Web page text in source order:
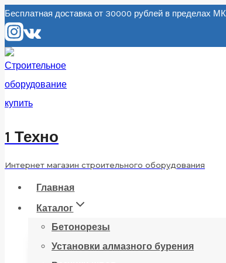
Перейти
к
содержанию
Бесплатная доставка от 30000 рублей в
1 Техно
Интернет магазин строительного оборудования
Главная
Каталог
Бетонорезы
Установки алмазного бурения